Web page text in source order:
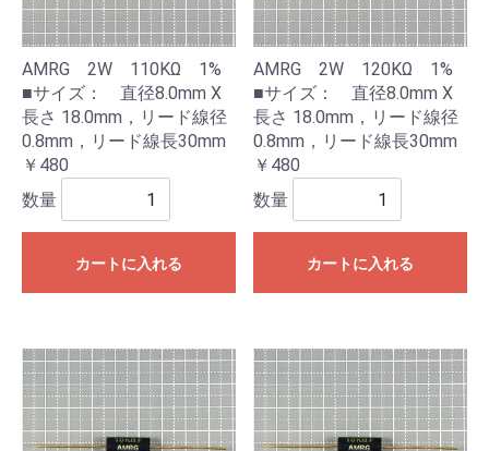
AMRG 2W 110KΩ 1%
■サイズ： 直径8.0mm X
長さ 18.0mm，リード線径
0.8mm，リード線長30mm
￥480
数量
カートに入れる
AMRG 2W 120KΩ 1%
■サイズ： 直径8.0mm X
長さ 18.0mm，リード線径
0.8mm，リード線長30mm
￥480
数量
カートに入れる